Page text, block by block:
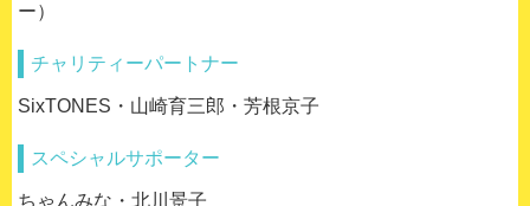
ー）
チャリティーパートナー
SixTONES・山崎育三郎・芳根京子
スペシャルサポーター
ちゃんみな・北川景子